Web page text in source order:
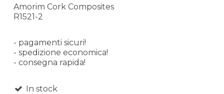
Amorim Cork Composites
R1521-2
- pagamenti sicuri!
- spedizione economica!
- consegna rapida!
In stock